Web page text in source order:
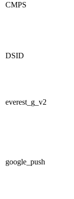
CMPS
DSID
everest_g_v2
google_push